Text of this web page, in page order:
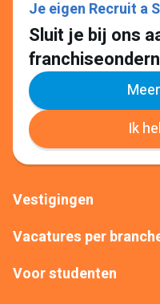
Je eigen Recruit a
Sluit je bij ons
Ik
Vestigingen
Vacatures per
Voor studenten